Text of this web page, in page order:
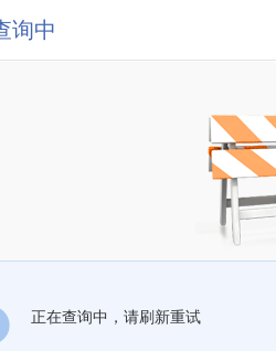
询中
正在查询中，请刷新重试